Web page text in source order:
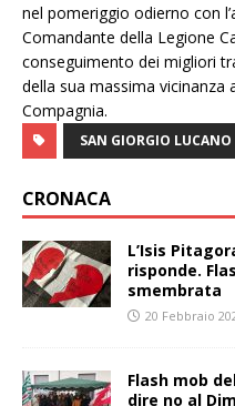
nel pomeriggio odierno con
Comandante della Legione
conseguimento dei migliori
della sua massima vicinanza
Compagnia.
SAN GIORGIO LUCANO
CRONACA
L’Isis
risponde.
smembrata
20 Febbraio
Flash mob
dire no al